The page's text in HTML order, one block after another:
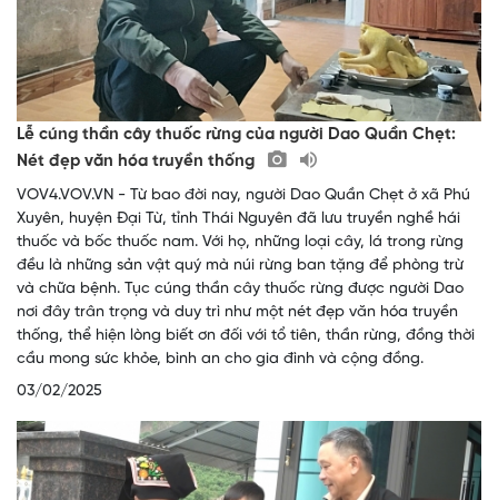
Lễ cúng thần cây thuốc rừng của người Dao Quần Chẹt:
Nét đẹp văn hóa truyền thống
VOV4.VOV.VN - Từ bao đời nay, người Dao Quần Chẹt ở xã Phú
Xuyên, huyện Đại Từ, tỉnh Thái Nguyên đã lưu truyền nghề hái
thuốc và bốc thuốc nam. Với họ, những loại cây, lá trong rừng
đều là những sản vật quý mà núi rừng ban tặng để phòng trừ
và chữa bệnh. Tục cúng thần cây thuốc rừng được người Dao
nơi đây trân trọng và duy trì như một nét đẹp văn hóa truyền
thống, thể hiện lòng biết ơn đối với tổ tiên, thần rừng, đồng thời
cầu mong sức khỏe, bình an cho gia đình và cộng đồng.
03/02/2025